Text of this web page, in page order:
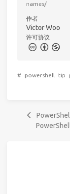
names/
作者
Victor Woo
许可协议
# powershell tip